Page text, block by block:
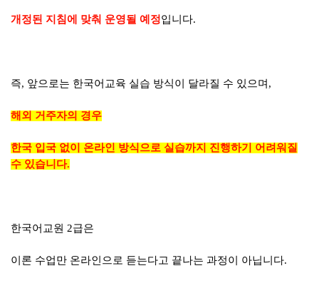
개정된 지침에 맞춰 운영될 예정입니다.
즉, 앞으로는 한국어교육 실습 방식이 달라질 수 있으며,
해외 거주자의 경우
한국 입국 없이 온라인 방식으로 실습까지 진행하기 어려워질
수 있습니다.
한국어교원 2급은
이론 수업만 온라인으로 듣는다고 끝나는 과정이 아닙니다.